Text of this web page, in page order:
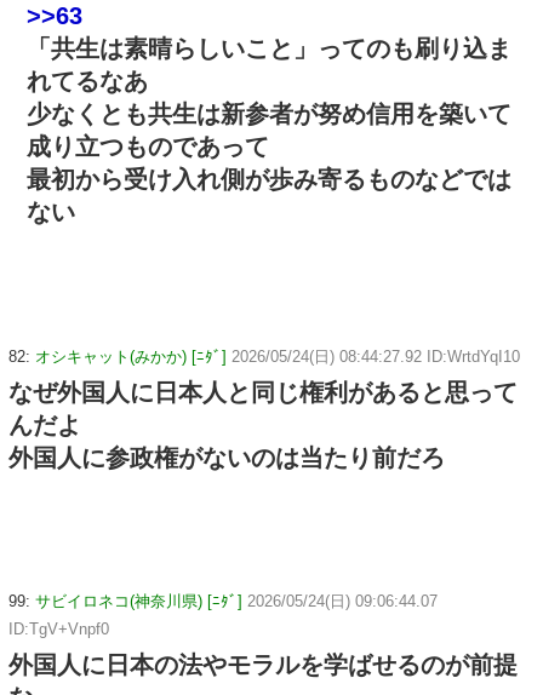
>>63
「共生は素晴らしいこと」ってのも刷り込ま
れてるなあ
少なくとも共生は新参者が努め信用を築いて
成り立つものであって
最初から受け入れ側が歩み寄るものなどでは
ない
82: オシキャット(みかか) [ﾆﾀﾞ] 2026/05/24(日) 08:44:27.92 ID:WrtdYqI10
なぜ外国人に日本人と同じ権利があると思って
んだよ
外国人に参政権がないのは当たり前だろ
99: サビイロネコ(神奈川県) [ﾆﾀﾞ] 2026/05/24(日) 09:06:44.07
ID:TgV+Vnpf0
外国人に日本の法やモラルを学ばせるのが前提